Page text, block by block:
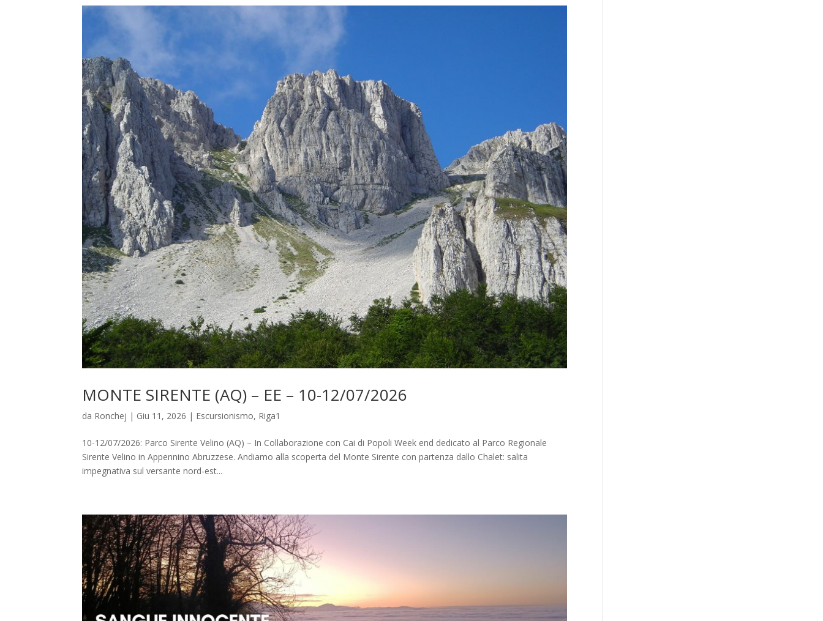
MONTE SIRENTE (AQ) – EE – 10-12/07/2026
da Ronchej | Giu 11, 2026 | Escursionismo, Riga1
10-12/07/2026: Parco Sirente Velino (AQ) – In Collaborazione con Cai di Popoli Week end dedicato al Parco Regionale
Sirente Velino in Appennino Abruzzese. Andiamo alla scoperta del Monte Sirente con partenza dallo Chalet: salita
impegnativa sul versante nord-est...